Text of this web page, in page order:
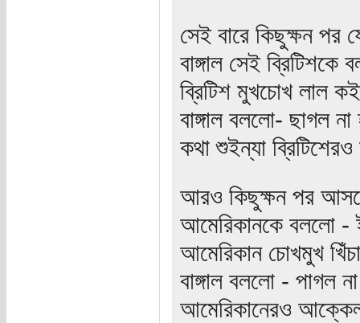
সেই বারে কিছুক্ষন পর
বাঙ্গাল সেই
ব্রিটিশ মুখচোখ লাল
বাঙ্গাল বললো- ছাগল
কথা শুইন্যা
আরও কিছুক্ষন পর
আমেরিকানকে বললো
আমেরিকান চোখমুখ
বাঙ্গাল বললো - পাগল
আমেরিকানেরও